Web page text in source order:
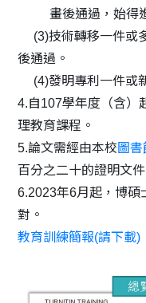
畫後通過，始得進
(3)技術轉移一件或
後通過。
(4)發明專利一件或
4.自107學年度（含）
理教育課程。
5.論文需經由本校 圖
百分之二十的證明文件
6.2023年6月起，博碩
對。
教育訓練簡報(請下載)